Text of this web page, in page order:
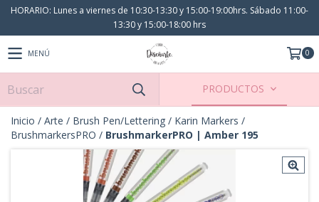
HORARIO: Lunes a viernes de 10:30-13:30 y 15:00-19:00hrs. Sábado 11:00-
13:30 y 15:00-18:00 hrs
MENÚ 0
PRODUCTOS
Inicio / Arte / Brush Pen/Lettering / Karin Markers /
BrushmarkersPRO / BrushmarkerPRO | Amber 195